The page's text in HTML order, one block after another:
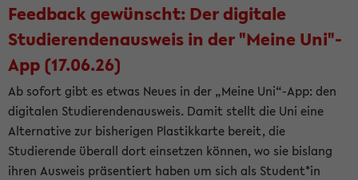
Feedback gewünscht: Der digitale
Studierendenausweis in der "Meine Uni"-
App (17.06.26)
Ab sofort gibt es etwas Neues in der „Meine Uni“-App: den
digitalen Studierendenausweis. Damit stellt die Uni eine
Alternative zur bisherigen Plastikkarte bereit, die
Studierende überall dort einsetzen können, wo sie bislang
ihren Ausweis präsentiert haben um sich als Student*in